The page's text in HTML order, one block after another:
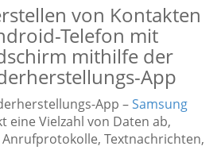
von Kontakten
Telefon mit
mithilfe der
App
App –Samsung
eine Vielzahl von Daten ab,
Textnachrichten,